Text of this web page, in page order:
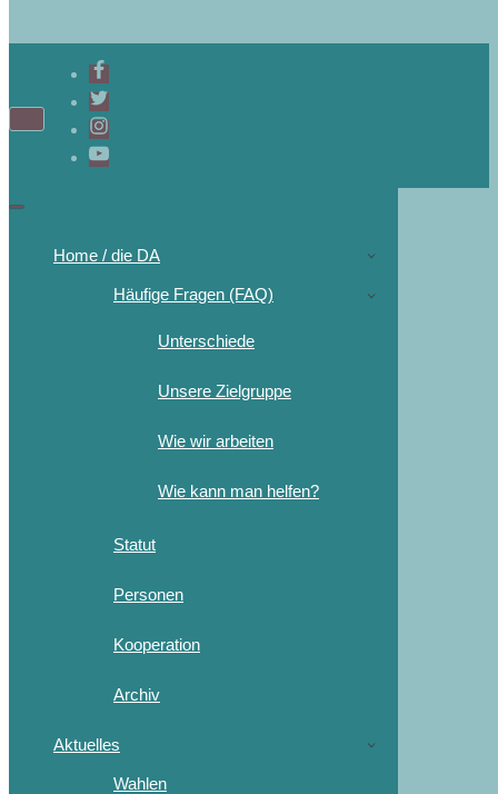
Home / die DA
Häufige Fragen (FAQ)
Unterschiede
Unsere Zielgruppe
Wie wir arbeiten
Wie kann man helfen?
Statut
Personen
Kooperation
Archiv
Aktuelles
Wahlen